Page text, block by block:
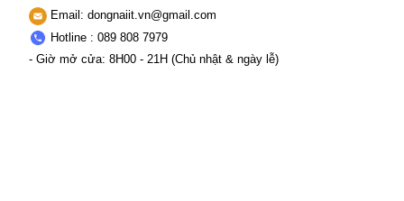
Email: dongnaiit.vn@gmail.com
Hotline : 089 808 7979
- Giờ mở cửa: 8H00 - 21H (Chủ nhật & ngày lễ)